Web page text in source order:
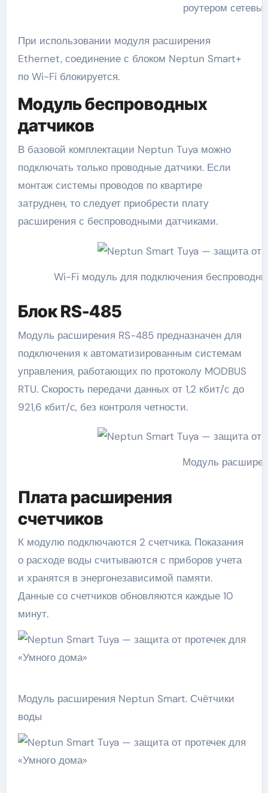
роутером
При использовании модуля расширения
Ethernet, соединение с блоком Neptun Smart+
по Wi-Fi блокируется.
Модуль беспроводных
датчиков
В базовой комплектации Neptun Tuya можно
подключать только проводные датчики. Если
монтаж системы проводов по квартире
затруднен, то следует приобрести плату
расширения с беспроводными датчиками.
Wi-Fi модуль для подключения
Блок RS-485
Модуль расширения RS-485 предназначен для
подключения к автоматизированным системам
управления, работающих по протоколу MODBUS
RTU. Скорость передачи данных от 1,2 кбит/с до
921,6 кбит/с, без контроля четности.
Модуль
Плата расширения
счетчиков
К модулю подключаются 2 счетчика. Показания
о расходе воды считываются с приборов учета
и хранятся в энергонезависимой памяти.
Данные со счетчиков обновляются каждые 10
минут.
Модуль расширения Neptun Smart. Счётчики
воды